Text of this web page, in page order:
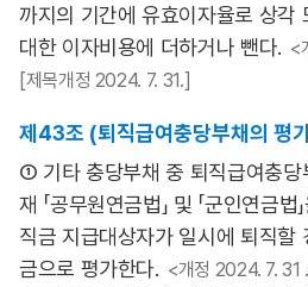
까지의 기간에 유효이자율로 상각
대한 이자비용에 더하거나 뺀다. <
[제목개정 2024. 7. 31.]
제43조 (퇴직급여충당부채의 평
① 기타 충당부채 중 퇴직급여충당
재 「공무원연금법」 및 「군인연금
직금 지급대상자가 일시에 퇴직할
금으로 평가한다. <개정 2024. 7. 31